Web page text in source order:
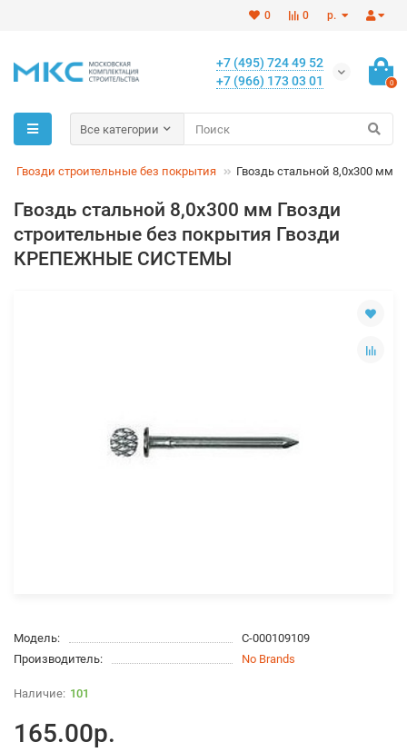
р.
0
0
+7 (495) 724 49 52
+7 (966) 173 03 01
0
Все категории
Гвозди строительные без покрытия Гвоздь стальной 8,0х300 мм
Гвоздь стальной 8,0х300 мм Гвозди
строительные без покрытия Гвозди
КРЕПЕЖНЫЕ СИСТЕМЫ
Модель:
С-000109109
Производитель:
No Brands
101
165.00р.